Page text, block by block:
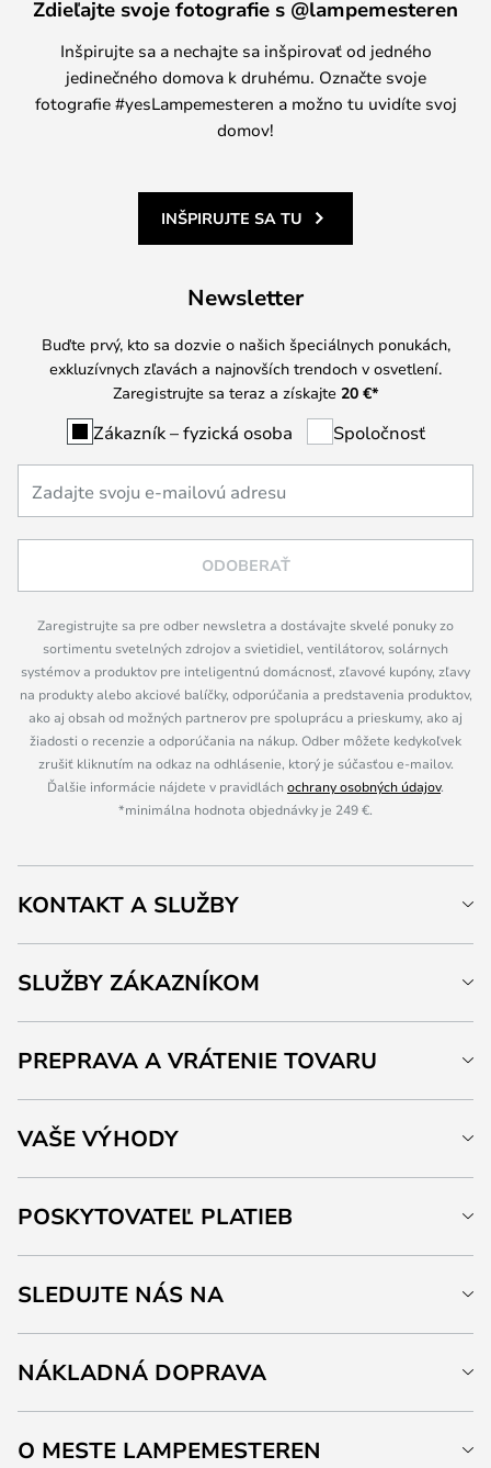
Zdieľajte svoje fotografie s @lampemesteren
Inšpirujte sa a nechajte sa inšpirovať od jedného
jedinečného domova k druhému. Označte svoje
fotografie #yesLampemesteren a možno tu uvidíte svoj
domov!
INŠPIRUJTE SA TU
Newsletter
Buďte prvý, kto sa dozvie o našich špeciálnych ponukách,
exkluzívnych zľavách a najnovších trendoch v osvetlení.
Zaregistrujte sa teraz a získajte 20 €*
Zákazník – fyzická osoba Spoločnosť
ODOBERAŤ
Zaregistrujte sa pre odber newsletra a dostávajte skvelé ponuky zo
sortimentu svetelných zdrojov a svietidiel, ventilátorov, solárnych
systémov a produktov pre inteligentnú domácnosť, zľavové kupóny, zľavy
na produkty alebo akciové balíčky, odporúčania a predstavenia produktov,
ako aj obsah od možných partnerov pre spoluprácu a prieskumy, ako aj
žiadosti o recenzie a odporúčania na nákup. Odber môžete kedykoľvek
zrušiť kliknutím na odkaz na odhlásenie, ktorý je súčasťou e-mailov.
Ďalšie informácie nájdete v pravidláchochrany osobných údajov.
*minimálna hodnota objednávky je 249 €.
KONTAKT A SLUŽBY
SLUŽBY ZÁKAZNÍKOM
PREPRAVA A VRÁTENIE TOVARU
VAŠE VÝHODY
POSKYTOVATEĽ PLATIEB
SLEDUJTE NÁS NA
NÁKLADNÁ DOPRAVA
O MESTE LAMPEMESTEREN